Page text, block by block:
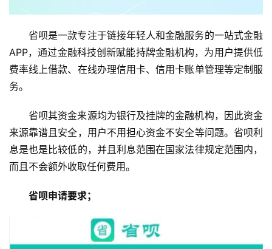
省呗是一款专注于链接年轻人和金融服务的一站式金融
APP，通过金融科技创新赋能持牌金融机构，为用户提供低
费率线上借款、在线办理信用卡、信用卡账单管理等定制服
务。
省呗其资金来源均为银行及挂牌的金融机构，因此资金
来源靠谱且安全，用户不用担心资金不安全等问题。省呗利
息是也是比较低的，并且利息范围在国家法律规定范围内，
而且不会额外收取任何费用。
省呗申请要求；